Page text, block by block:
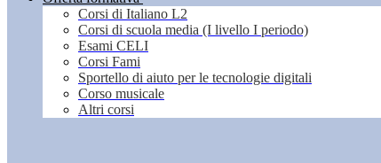
Corsi di Italiano L2
Corsi di scuola media (I livello I periodo)
Esami CELI
Corsi Fami
Sportello di aiuto per le tecnologie digitali
Corso musicale
Altri corsi